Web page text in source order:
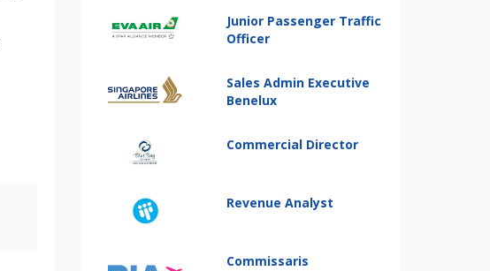
Junior Passenger Traffic
Officer
Sales Admin Executive
Benelux
Commercial Director
Revenue Analyst
Commissaris